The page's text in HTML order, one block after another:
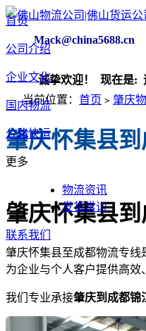
Mack@china5688.cn
挚欢迎！ 现在是: 途鸽物
首页
公司介绍
企业文化
国内物流
公路快运
更多
物流资讯
发货常识
联系我们
当前位置： 首页 > 肇庆
肇庆怀集县
肇庆怀集县
肇庆怀集县至成都物流专线
为企业与个人客户提供高效
我们专业承接肇庆到成都锦